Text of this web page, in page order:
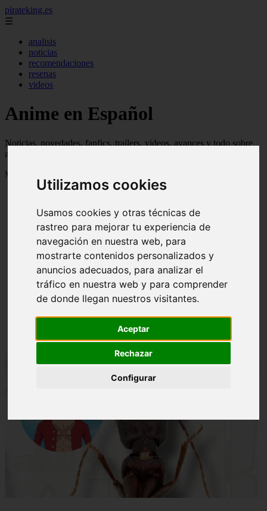
Utilizamos cookies
Usamos cookies y otras técnicas de
rastreo para mejorar tu experiencia de
navegación en nuestra web, para
mostrarte contenidos personalizados y
anuncios adecuados, para analizar el
tráfico en nuestra web y para comprender
de donde llegan nuestros visitantes.
Aceptar
Rechazar
Configurar
pirateking.es
☰
analisis
noticias
recomendaciones
resenas
videos
Anime en Español
Noticias, novedades, fanfics, trailers, videos, avances y todo sobre
anime en español
Mostrando 1 - 24 de 233 artículos
Reseña Hentai - Kuroinu: Kedakaki Seijo wa Hakudaku
ni Somaru - Anime en Español